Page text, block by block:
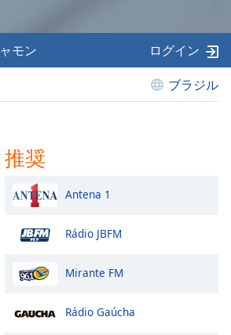
ブラジル
モン ログイン
推奨
Antena 1
Rádio JBFM
Mirante FM
Rádio Gaúcha